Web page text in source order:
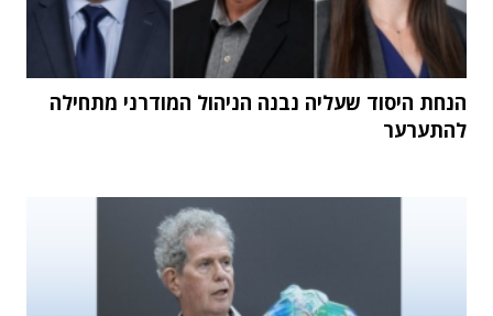
הנחת היסוד שעליה נבנה הניהול המודרני מתחילה
להתערער